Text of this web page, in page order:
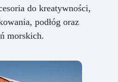
do kreatywności,
podłóg oraz
morskich.